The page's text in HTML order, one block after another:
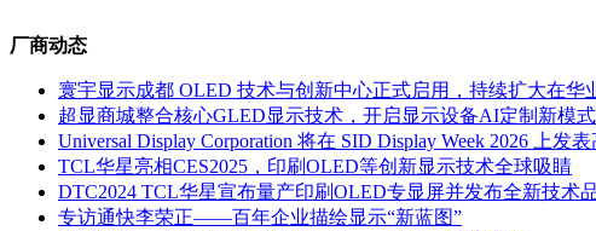
厂商动态
寰宇显示成都 OLED 技术与创新中心正式启用，持续扩大在华
超显商城整合核心GLED显示技术，开启显示设备AI定制新模式
Universal Display Corporation 将在 SID Display Week 2026 上
TCL华星亮相CES2025，印刷OLED等创新显示技术全球吸睛
DTC2024 TCL华星宣布量产印刷OLED专显屏并发布全新技术
专访通快李荣正——百年企业描绘显示“新蓝图”